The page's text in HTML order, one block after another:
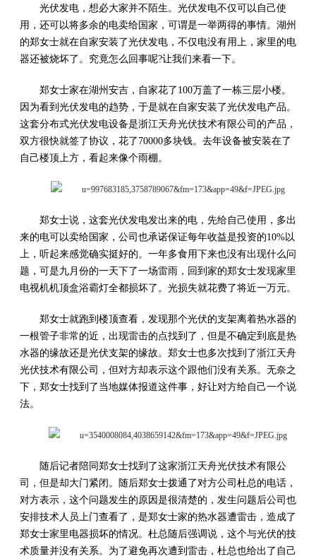
光伏发电，想必大家并不陌生。光伏发电不仅可以自己使
用，还可以将多余的电卖给国家，可谓是一举两得的事情。湖州
的郑女士就在自家安装了光伏发电，不仅电没有用上，家里的电
器还被烧坏了。究竟怎么回事呢?让我们来看一下。
郑女士家在湖州安吉，自家花了100万盖了一栋三层小楼。
因为看到光伏发电的趋势，于是就在自家安装了光伏发电产品。
这套分布式光伏发电设备是浙江天舟光伏技术有限公司的产品，
双方很快就签了协议，花了70000多块钱。去年设备被安装在了
自己楼顶上方，看起来像个雨棚。
郑女士说，这套光伏发电发出来的电，先给自己使用，多出
来的电可以卖给国家，公司也承诺保证每年收益是投资的10%以
上，听起来感觉确实挺好的。一年多食用下来也没有出现什么问
题，可是九月份的一天下了一场雷雨，回到家的郑女士发现家里
电视机机顶盒浴霸灯全都损坏了。光损失就花费了将近一万元。
郑女士就跑到楼顶查看，发现那个光伏的支架离着热水器的
一根管子非常的近，出现雷击的点找到了，但是不确定到底是热
水器的缘故还是光伏支架的缘故。郑女士也多次找到了浙江天舟
光伏技术有限公司，但对方却表示这个跟他们没有关系。无奈之
下，郑女士找到了当地媒体报道这件事，好让对方给自己一个说
法。
随后记者陪同郑女士找到了这家浙江天舟光伏技术有限公
司，但是却大门紧闭。随后郑女士拨通了对方公司杜总的电话，
对方表示，这个问题发生的原因是很清楚的，发生问题后公司也
安排技术人员上门查看了，是郑女士家的热水器遭雷击，造成了
郑女士家里电器损坏的情况。杜总随后强调说，这个与光伏的技
术质量并没有关系。为了避免再次遭到雷击，杜总也给出了自己